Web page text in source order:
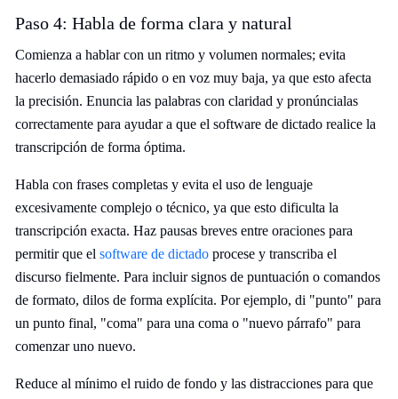
Paso 4: Habla de forma clara y natural
Comienza a hablar con un ritmo y volumen normales; evita
hacerlo demasiado rápido o en voz muy baja, ya que esto afecta
la precisión. Enuncia las palabras con claridad y pronúncialas
correctamente para ayudar a que el software de dictado realice la
transcripción de forma óptima.
Habla con frases completas y evita el uso de lenguaje
excesivamente complejo o técnico, ya que esto dificulta la
transcripción exacta. Haz pausas breves entre oraciones para
permitir que el software de dictado procese y transcriba el
discurso fielmente. Para incluir signos de puntuación o comandos
de formato, dilos de forma explícita. Por ejemplo, di "punto" para
un punto final, "coma" para una coma o "nuevo párrafo" para
comenzar uno nuevo.
Reduce al mínimo el ruido de fondo y las distracciones para que